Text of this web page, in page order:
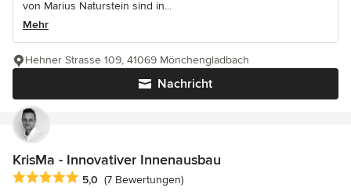
von Marius Naturstein sind in...
Mehr
Nachricht
Hehner Strasse 109, 41069 Mönchengladbach
KrisMa - Innovativer Innenausbau
Durchschnittliche Bewertung: 5 von 5 Sternen
5,0 (7 Bewertungen)